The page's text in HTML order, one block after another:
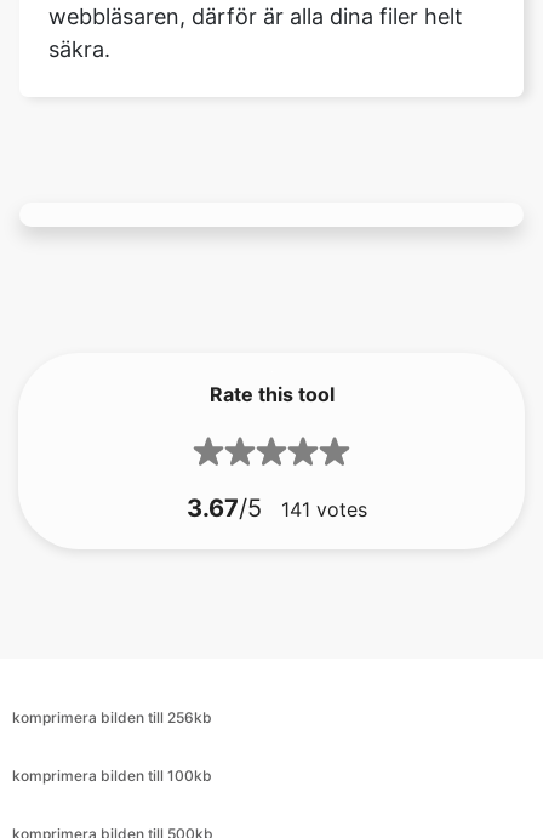
3.67/5 141votes
komprimera bilden till 500kb
komprimera bilden till 100kb